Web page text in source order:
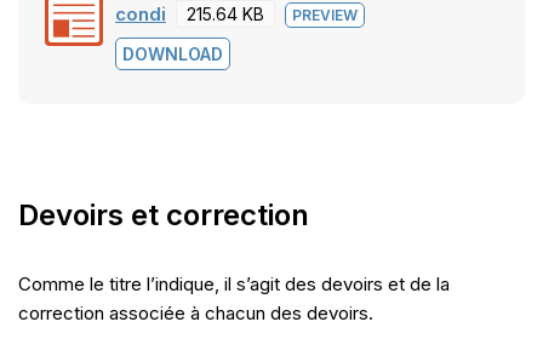
condi
215.64 KB PREVIEW
DOWNLOAD
Devoirs et correction
Comme le titre l’indique, il s’agit des devoirs et de la
correction associée à chacun des devoirs.